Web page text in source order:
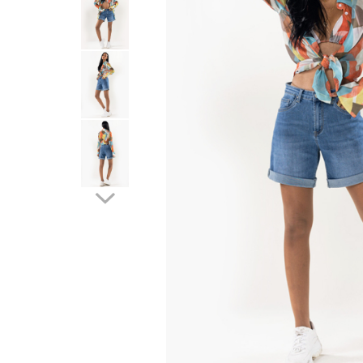
Incaltamine primavara-vara piele
Blugi si pantaloni
Pulovere si cardigane
Incaltaminte toamna-iarna piele